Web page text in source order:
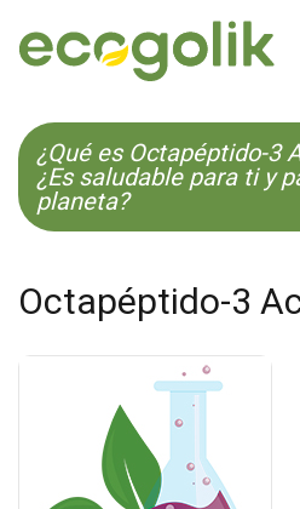
EN
¿Qué es Octapéptido-3
¿Es saludable para ti y
planeta?
Octapéptido-3